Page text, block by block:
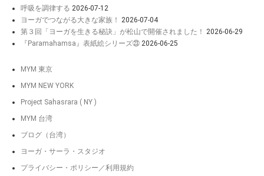
呼吸を調律する 2026-07-12
ヨーガでつながる大きな家族！ 2026-07-04
第３回「ヨーガを生きる秘訣」が松山で開催されました！ 2026-06-29
『Paramahamsa』表紙絵シリーズ㉓ 2026-06-25
MYM 東京
MYM NEW YORK
Project Sahasrara ( NY )
MYM 台湾
ブログ（台湾）
ヨーガ・サーラ・スタジオ
プライバシー・ポリシー／利用規約